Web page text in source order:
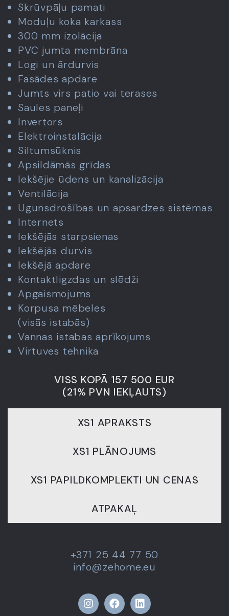
Skrūvpāļu pamati
Moduļu koka karkass
300 mm izolācija
PVC jumta membrāna
Logi un ārdurvis
Fasādes apdare
Jumts virs patio vai terases
Saules paneļi
Invertors
Elektroinstalācija
Siltumsūknis
Apsildāmās grīdas
Iekšējie ūdens un kanalizācija
Ventilācija
Ugunsdrošības un apsardzes sistēmas
Internets
Iekšējās starpsienas
Iekšējās durvis
Iekšējā apdare
Kontaktligzdas un slēdži
Apgaismojums
Korpusa mēbeles
(visās istabās)
Vannas istabas aprīkojums
Virtuves tehnika
VISS KOPĀ 157 500 EUR
(21% PVN IEKĻAUTS)
XS1 APRAKSTS
XS1 PLĀNOJUMS
XS1 PAPILDKOMPLEKTI UN CENAS
ATPAKAĻ
+371 25 44 77 50
info@zehome.eu